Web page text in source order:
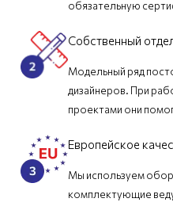
обязательную
Собственный
Модельный ряд
дизайнеров. При
проектами они
Европейское
Мы используем
комплектующие